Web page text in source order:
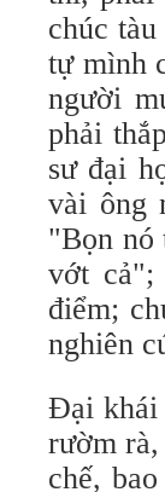
chúc
tự mình
người
phải
sư đại
vài ông
"Bọn nó
vớt cả";
điểm;
nghiên
Ðại khái
rườm
chế,